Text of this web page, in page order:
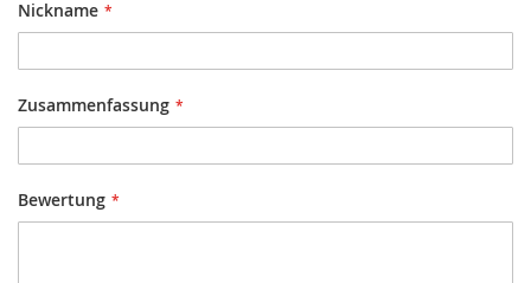
Nickname
Zusammenfassung
Bewertung